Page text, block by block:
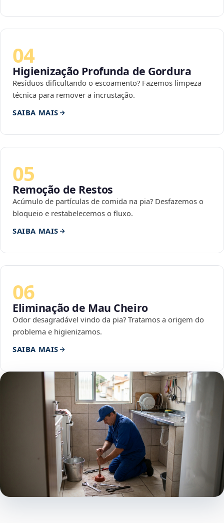
04
Higienização Profunda de Gordura
Resíduos dificultando o escoamento? Fazemos limpeza
técnica para remover a incrustação.
SAIBA MAIS
05
Remoção de Restos
Acúmulo de partículas de comida na pia? Desfazemos o
bloqueio e restabelecemos o fluxo.
SAIBA MAIS
06
Eliminação de Mau Cheiro
Odor desagradável vindo da pia? Tratamos a origem do
problema e higienizamos.
SAIBA MAIS